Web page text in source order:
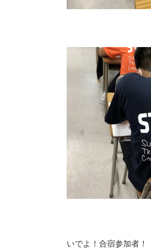
いでよ！合宿参加者！